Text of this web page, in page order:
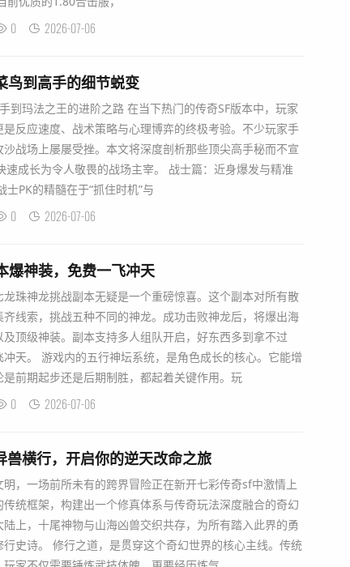
0 2026-07-06
鸟到高手的细节蜕变
到玛法之王的进阶之路 在当下热门的传奇SF版本中，玩家
反应速度、战术策略与心理博弈的终极考验。不少玩家手
战场上屡屡受挫。本文将深度剖析那些顶尖高手秘而不宣
速成长为令人敬畏的战场主宰。 战士篇：近身爆发与精准
PK的精髓在于“抓住时机”与
0 2026-07-06
爆神装，免费一飞冲天
珠神龙挑战副本无疑是一个重磅惊喜。这个副本对所有散
线索，挑战五种不同的神龙。成功击败神龙后，将爆出海
顶级神装。副本支持多人组队开启，好东西多到拿不过
天。 游戏内的五行神坛系统，是角色成长的核心。它能增
前期起步还是后期制胜，都起着关键作用。玩
0 2026-07-06
横行，开启你的逆天改命之旅
，一场前所未有的跨界冒险正在新开七彩传奇sf中激情上
统框架，构建出一个修真体系与传奇玩法深度融合的奇幻
上，十尾神物与山海凶兽交织共存，为所有踏入此界的勇
史诗。 修行之道，是贯穿这个奇幻世界的核心主线。传统